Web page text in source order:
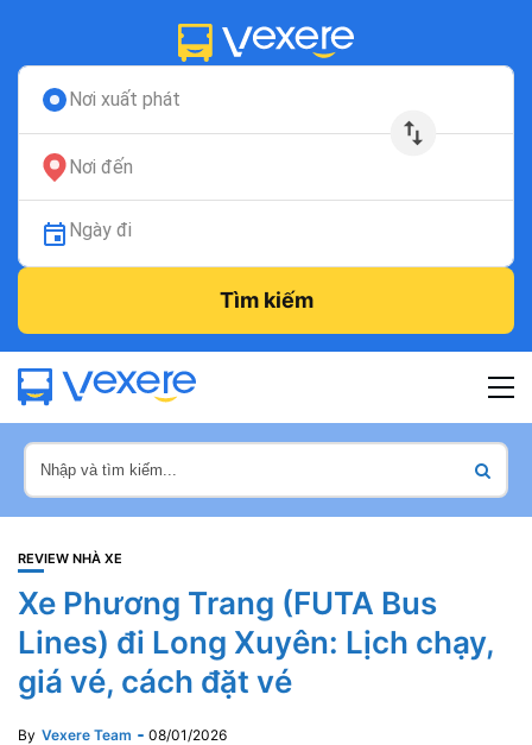
Nơi xuất phát
Nơi đến
Ngày đi
Tìm kiếm
REVIEW NHÀ XE
Xe Phương Trang (FUTA Bus
Lines) đi Long Xuyên: Lịch chạy,
giá vé, cách đặt vé
By Vexere Team 08/01/2026